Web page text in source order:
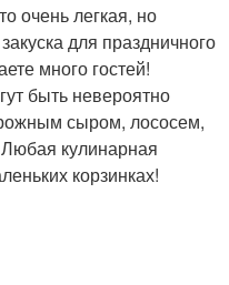
очень легкая, но
для праздничного
много гостей!
быть невероятно
сыром, лососем,
кулинарная
корзинках!